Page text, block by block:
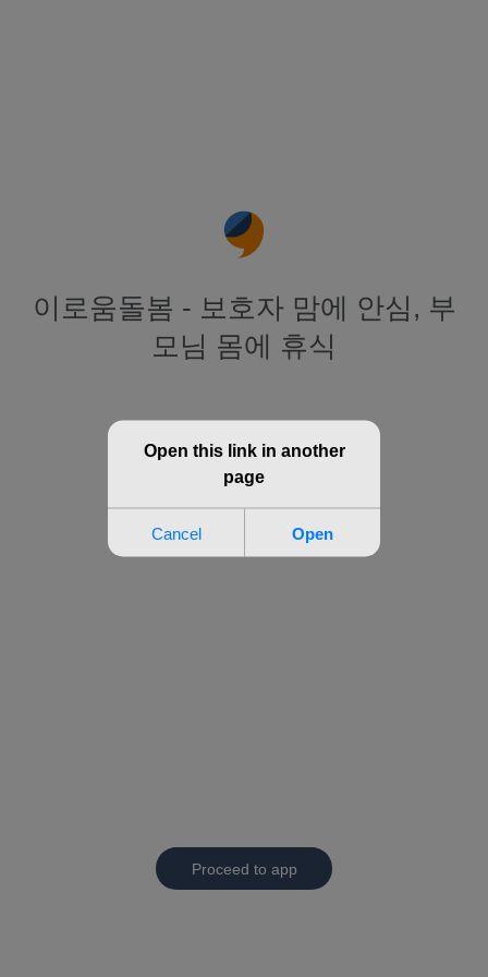
이로움돌봄 - 보호자 맘에 안심, 부
모님 몸에 휴식
Proceed to app